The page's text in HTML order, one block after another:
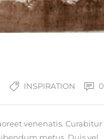
INSPIRATION 0
venenatis. Curabitur
metus. Duis vel